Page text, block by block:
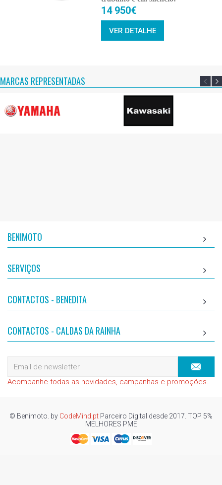
14 950€
VER DETALHE
MARCAS REPRESENTADAS
BENIMOTO
SERVIÇOS
CONTACTOS - BENEDITA
CONTACTOS - CALDAS DA RAINHA
Acompanhe todas as novidades, campanhas e promoções.
© Benimoto. by CodeMind.pt Parceiro Digital desde 2017. TOP 5%
MELHORES PME